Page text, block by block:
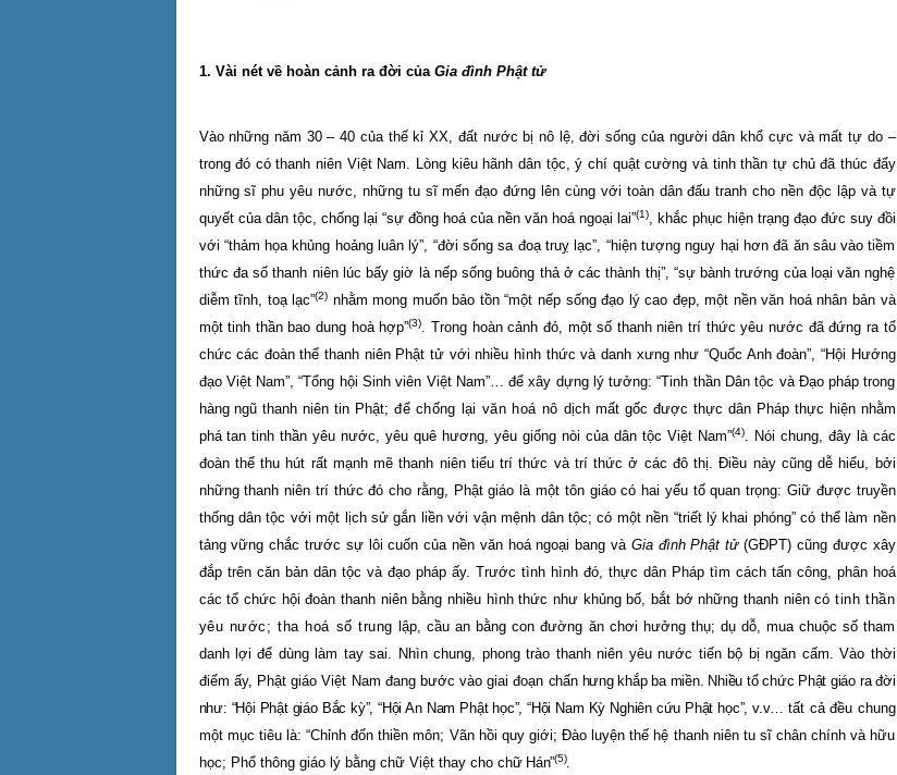
1. Vài nét về hoàn cảnh ra đời của Gia đình Phật tử
Vào những năm 30 – 40 của thế kỉ XX, đất nước bị nô lệ, đời sống của người dân khổ cực và mất tự do –
trong đó có thanh niên Việt Nam . Lòng kiêu hãnh dân tộc, ý chí quật cường và tinh thần tự chủ đã thúc đẩy
những sĩ phu yêu nước, những tu sĩ mến đạo đứng lên cùng với toàn dân đấu tranh cho nền độc lập và tự
quyết của dân tộc, chống lại “sự đồng hoá của nền văn hoá ngoại lai”(1), khắc phục hiện trạng đạo đức suy đồi
với “thảm họa khủng hoảng luân lý”, “đời sống sa đoạ truỵ lạc”, “hiện tượng nguy hại hơn đã ăn sâu vào tiềm
thức đa số thanh niên lúc bấy giờ là nếp sống buông thả ở các thành thị”, “sự bành trướng của loại văn nghệ
diễm tĩnh, toạ lạc”(2) nhằm mong muốn bảo tồn “một nếp sống đạo lý cao đẹp, một nền văn hoá nhân bản và
một tinh thần bao dung hoà hợp”(3)
. Trong hoàn cảnh đó, một số thanh niên trí thức yêu nước đã đứng ra tổ
chức các đoàn thể thanh niên Phật tử với nhiều hình thức và danh xưng như “Quốc Anh đoàn”, “Hội Hướng
đạo Việt Nam”, “Tổng hội Sinh viên Việt Nam”… để xây dựng lý tưởng: “Tinh thần Dân tộc và Đạo pháp trong
hàng ngũ thanh niên tin Phật;để chống lại văn hoá nô dịch mất gốc được thực dân Pháp thực hiện nhằm
phá tan tinh thần yêu nước, yêu quê hương, yêu giống nòi của dân tộc Việt Nam”(4). Nói chung, đây là các
đoàn thể thu hút rất mạnh mẽ thanh niên tiểu trí thức và trí thức ở các đô thị. Điều này cũng dễ hiểu, bởi
những thanh niên trí thức đó cho rằng, Phật giáo là một tôn giáo có hai yếu tố quan trọng: Giữ được truyền
thống dân tộc với một lịch sử gắn liền với vận mệnh dân tộc; có một nền “triết lý khai phóng” có thể làm nền
tảng vững chắc trước sự lôi cuốn của nền văn hoá ngoại bang và Gia đình Phật tử(GĐPT) cũng được xây
đắp trên căn bản dân tộc và đạo pháp ấy. Trước tình hình đó, thực dân Pháp tìm cách tấn công, phân hoá
các tổ chức hội đoàn thanh niên bằng nhiều hình thức như khủng bố, bắt bớ những thanh niên cótinh thần
yêu nước; tha hoá số trung lập, cầu an bằng con đường ăn chơi hưởng thụ; dụ dỗ, mua chuộc số tham
danh lợi để dùng làm tay sai. Nhìn chung, phong trào thanh niên yêu nước tiến bộ bị ngăn cấm. Vào thời
điểm ấy, Phật giáo Việt Nam đang bước vào giai đoạn chấn hưng khắp ba miền. Nhiều tổ chức Phật giáo ra đời
như: “Hội Phật giáo Bắc kỳ”, “Hội An Nam Phật học”, “Hội Nam Kỳ Nghiên cứu Phật học”, v.v…tất cả đều chung
một mục tiêu là: “Chỉnh đốn thiền môn; Vãn hồi quy giới; Đào luyện thế hệ thanh niên tu sĩ chân chính và hữu
học; Phổ thông giáo lý bằng chữ Việt thay cho chữHán”(5).